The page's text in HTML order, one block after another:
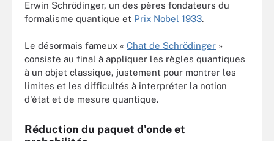
Erwin Schrödinger, un des pères fondateurs du
formalisme quantique et Prix Nobel 1933.
Le désormais fameux « Chat de Schrödinger »
consiste au final à appliquer les règles quantiques
à un objet classique, justement pour montrer les
limites et les difficultés à interpréter la notion
d'état et de mesure quantique.
Réduction du paquet d'onde et